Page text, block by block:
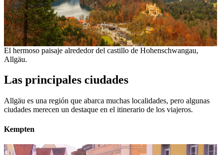
El hermoso paisaje alrededor del castillo de Hohenschwangau,
Allgäu.
Las principales ciudades
Allgäu es una región que abarca muchas localidades, pero algunas
ciudades merecen un destaque en el itinerario de los viajeros.
Kempten